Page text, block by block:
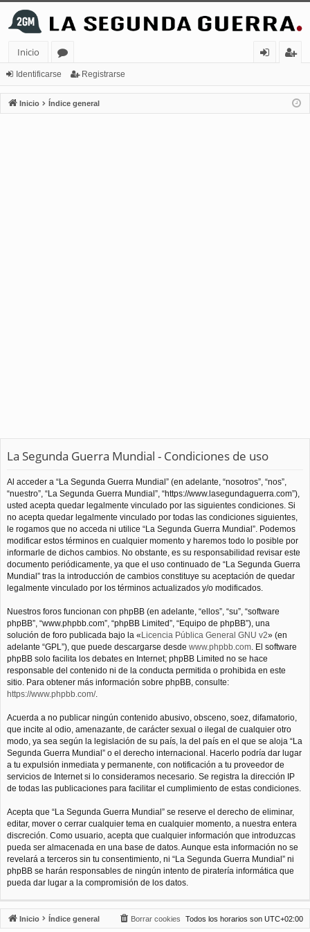
Inicio
or
os
nt
ifi
ist
ra
Identificarse Registrarse
Inicio Índice general
La Segunda Guerra Mundial - Condiciones de uso
Al acceder a “La Segunda Guerra Mundial” (en adelante, “nosotros”, “nos”,
“nuestro”, “La Segunda Guerra Mundial”, “https://www.lasegundaguerra.com”),
usted acepta quedar legalmente vinculado por las siguientes condiciones. Si
no acepta quedar legalmente vinculado por todas las condiciones siguientes,
le rogamos que no acceda ni utilice “La Segunda Guerra Mundial”. Podemos
modificar estos términos en cualquier momento y haremos todo lo posible por
informarle de dichos cambios. No obstante, es su responsabilidad revisar este
documento periódicamente, ya que el uso continuado de “La Segunda Guerra
Mundial” tras la introducción de cambios constituye su aceptación de quedar
legalmente vinculado por los términos actualizados y/o modificados.
Nuestros foros funcionan con phpBB (en adelante, “ellos”, “su”, “software
phpBB”, “www.phpbb.com”, “phpBB Limited”, “Equipo de phpBB”), una
solución de foro publicada bajo la «Licencia Pública General GNU v2» (en
adelante “GPL”), que puede descargarse desde www.phpbb.com. El software
phpBB solo facilita los debates en Internet; phpBB Limited no se hace
responsable del contenido ni de la conducta permitida o prohibida en este
sitio. Para obtener más información sobre phpBB, consulte:
https://www.phpbb.com/.
Acuerda a no publicar ningún contenido abusivo, obsceno, soez, difamatorio,
que incite al odio, amenazante, de carácter sexual o ilegal de cualquier otro
modo, ya sea según la legislación de su país, la del país en el que se aloja “La
Segunda Guerra Mundial” o el derecho internacional. Hacerlo podría dar lugar
a tu expulsión inmediata y permanente, con notificación a tu proveedor de
servicios de Internet si lo consideramos necesario. Se registra la dirección IP
de todas las publicaciones para facilitar el cumplimiento de estas condiciones.
Acepta que “La Segunda Guerra Mundial” se reserve el derecho de eliminar,
editar, mover o cerrar cualquier tema en cualquier momento, a nuestra entera
discreción. Como usuario, acepta que cualquier información que introduzcas
pueda ser almacenada en una base de datos. Aunque esta información no se
revelará a terceros sin tu consentimiento, ni “La Segunda Guerra Mundial” ni
phpBB se harán responsables de ningún intento de piratería informática que
pueda dar lugar a la compromisión de los datos.
Inicio Índice general Todos los horarios son UTC+02:00
Borrar cookies